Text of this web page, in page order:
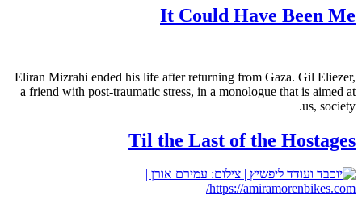
It Could Have Been Me
Eliran Mizrahi ended his life after returning from Gaza. Gil Eliezer,
a friend with post-traumatic stress, in a monologue that is aimed at
us, society.
Til the Last of the Hostages